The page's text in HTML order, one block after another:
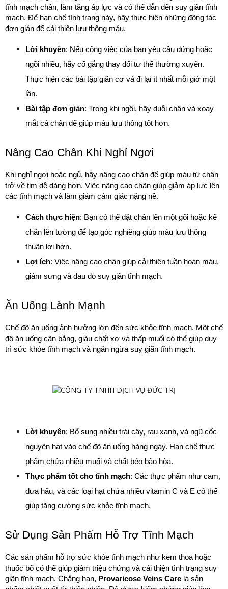
tĩnh mạch chân, làm tăng áp lực và có thể dẫn đến suy giãn tĩnh
mạch. Để hạn chế tình trạng này, hãy thực hiện những động tác
đơn giản để cải thiện lưu thông máu.
Lời khuyên: Nếu công việc của bạn yêu cầu đứng hoặc
ngồi nhiều, hãy cố gắng thay đổi tư thế thường xuyên.
Thực hiện các bài tập giãn cơ và đi lại ít nhất mỗi giờ một
lần.
Bài tập đơn giản: Trong khi ngồi, hãy duỗi chân và xoay
mắt cá chân để giúp máu lưu thông tốt hơn.
Nâng Cao Chân Khi Nghỉ Ngơi
Khi nghỉ ngơi hoặc ngủ, hãy nâng cao chân để giúp máu từ chân
trở về tim dễ dàng hơn. Việc nâng cao chân giúp giảm áp lực lên
các tĩnh mạch và làm giảm cảm giác nặng nề.
Cách thực hiện: Bạn có thể đặt chân lên một gối hoặc kê
chân lên tường để tạo góc nghiêng giúp máu lưu thông
thuận lợi hơn.
Lợi ích: Việc nâng cao chân giúp cải thiện tuần hoàn máu,
giảm sưng và đau do suy giãn tĩnh mạch.
Ăn Uống Lành Mạnh
Chế độ ăn uống ảnh hưởng lớn đến sức khỏe tĩnh mạch. Một chế
độ ăn uống cân bằng, giàu chất xơ và thấp muối có thể giúp duy
trì sức khỏe tĩnh mạch và ngăn ngừa suy giãn tĩnh mạch.
Lời khuyên: Bổ sung nhiều trái cây, rau xanh, và ngũ cốc
nguyên hạt vào chế độ ăn uống hàng ngày. Hạn chế thực
phẩm chứa nhiều muối và chất béo bão hòa.
Thực phẩm tốt cho tĩnh mạch: Các thực phẩm như cam,
dưa hấu, và các loại hạt chứa nhiều vitamin C và E có thể
giúp tăng cường sức khỏe tĩnh mạch.
Sử Dụng Sản Phẩm Hỗ Trợ Tĩnh Mạch
Các sản phẩm hỗ trợ sức khỏe tĩnh mạch như kem thoa hoặc
thuốc bổ có thể giúp giảm triệu chứng và cải thiện tình trạng suy
giãn tĩnh mạch. Chẳng hạn, Provaricose Veins Care là sản